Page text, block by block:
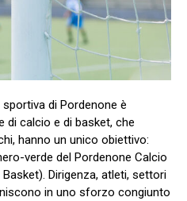
di Pordenone è
di calcio e di basket, che
hanno un unico obiettivo:
verde del Pordenone Calcio
Dirigenza, atleti, settori
in uno sforzo congiunto